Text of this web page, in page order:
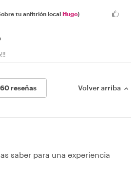
tu anfitrión local Hugo)
reseñas Volver arriba
saber para una experiencia